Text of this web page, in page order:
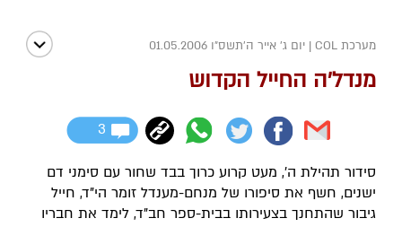
מערכת COL | יום ג' אייר ה׳תשס״ו 01.05.2006
מנדל'ה החייל הקדוש
3
סידור תהילת ה', מעט קרוע כרוך בבד שחור עם סימני דם
ישנים, חשף את סיפורו של מנחם-מענדל זומר הי"ד, חייל
גיבור שהתחנך בצעירותו בבית-ספר חב"ד, לימד את חבריו